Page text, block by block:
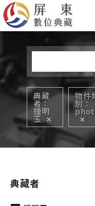
關於我
Jump
您在這裡
典藏
者
鍾明
玉
物件
別
典藏者